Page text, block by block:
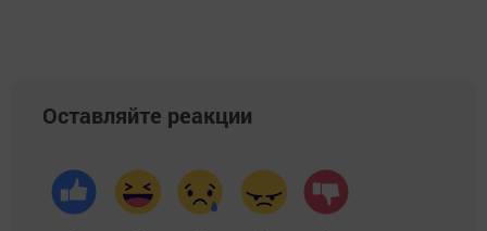
Оставляйте реакции